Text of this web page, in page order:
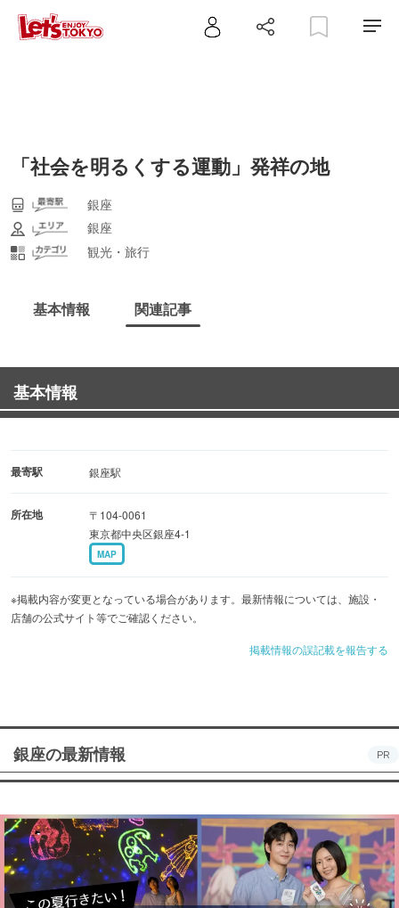
「社会を明るくする運動」発祥の地
銀座
銀座
観光・旅行
基本情報 関連記事
基本情報
最寄駅 銀座駅
所在地
〒104-0061
東京都中央区銀座4-1
MAP
※掲載内容が変更となっている場合があります。最新情報については、施設・
店舗の公式サイト等でご確認ください。
掲載情報の誤記載を報告する
銀座の最新情報 PR